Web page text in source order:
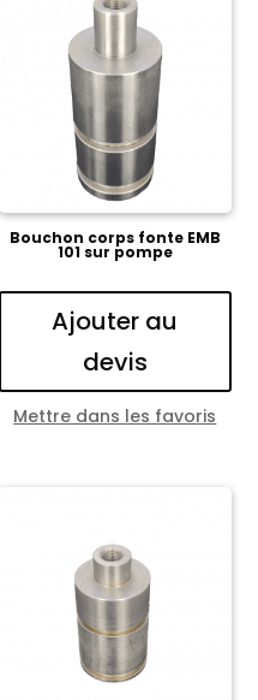
Bouchon corps fonte EMB
101 sur pompe
Ajouter au
devis
Mettre dans les favoris